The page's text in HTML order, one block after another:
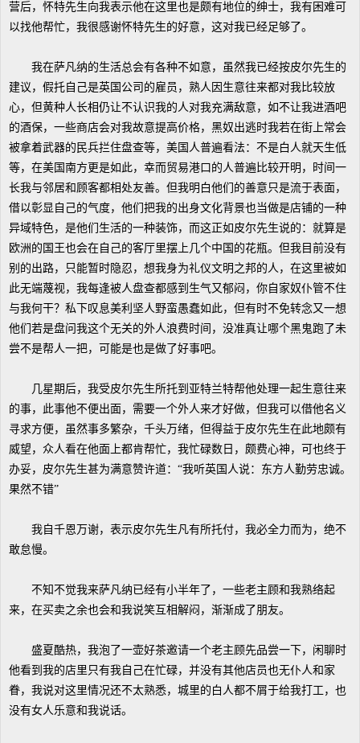
营后，怀特先生向我表示他在这里也是颇有地位的绅士，我有困难可
以找他帮忙，我很感谢怀特先生的好意，这对我已经足够了。
我在萨凡纳的生活总会有各种不如意，虽然我已经按皮尔先生的
建议，假托自己是英国公司的雇员，熟人因生意往来都对我比较放
心，但黄种人长相仍让不认识我的人对我充满敌意，如不让我进酒吧
的酒保，一些商店会对我故意提高价格，黑奴出逃时我若在街上常会
被拿着武器的民兵拦住盘查等，美国人普遍看法：不是白人就天生低
等，在美国南方更是如此，幸而贸易港口的人普遍比较开明，时间一
长我与邻居和顾客都相处友善。但我明白他们的善意只是流于表面，
借以彰显自己的气度，他们把我的出身文化背景也当做是店铺的一种
异域特色，是他们生活的一种装饰，而这正如皮尔先生说的：就算是
欧洲的国王也会在自己的客厅里摆上几个中国的花瓶。但我目前没有
别的出路，只能暂时隐忍，想我身为礼仪文明之邦的人，在这里被如
此无端蔑视，我每逢被人盘查都感到生气又郁闷，你自家奴仆管不住
与我何干？私下叹息美利坚人野蛮愚蠢如此，但有时不免转念又一想
他们若是盘问我这个无关的外人浪费时间，没准真让哪个黑鬼跑了未
尝不是帮人一把，可能是也是做了好事吧。
几星期后，我受皮尔先生所托到亚特兰特帮他处理一起生意往来
的事，此事他不便出面，需要一个外人来才好做，但我可以借他名义
寻求方便，虽然事多繁杂，千头万绪，但得益于皮尔先生在此地颇有
威望，众人看在他面上都肯帮忙，我忙碌数日，颇费心神，可也终于
办妥，皮尔先生甚为满意赞许道：“我听英国人说：东方人勤劳忠诚。
果然不错”
我自千恩万谢，表示皮尔先生凡有所托付，我必全力而为，绝不
敢怠慢。
不知不觉我来萨凡纳已经有小半年了，一些老主顾和我熟络起
来，在买卖之余也会和我说笑互相解闷，渐渐成了朋友。
盛夏酷热，我泡了一壶好茶邀请一个老主顾先品尝一下，闲聊时
他看到我的店里只有我自己在忙碌，并没有其他店员也无仆人和家
眷，我说对这里情况还不太熟悉，城里的白人都不屑于给我打工，也
没有女人乐意和我说话。